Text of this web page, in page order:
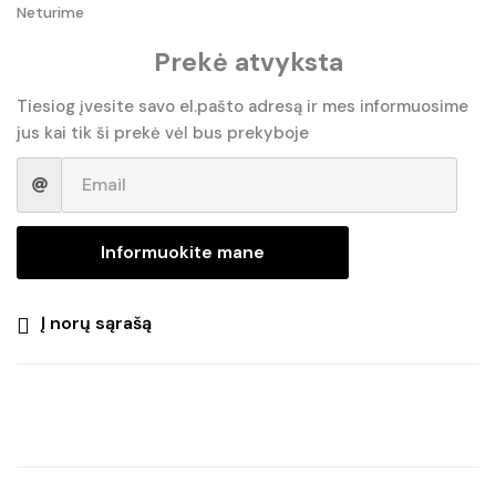
price
€22.30.
price
€16.70.
Neturime
Prekė atvyksta
Tiesiog įvesite savo el.pašto adresą ir mes informuosime
jus kai tik ši prekė vėl bus prekyboje
Informuokite mane
Į norų sąrašą